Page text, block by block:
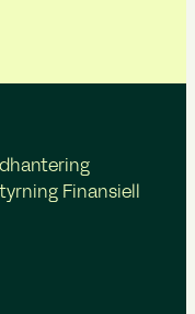
Finansiell